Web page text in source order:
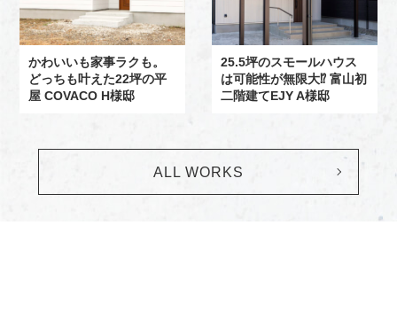
かわいいも家事ラクも。
どっちも叶えた22坪の平
屋 COVACO H様邸
25.5坪のスモールハウス
は可能性が無限大⁉ 富山初
二階建てEJY A様邸
ALL WORKS